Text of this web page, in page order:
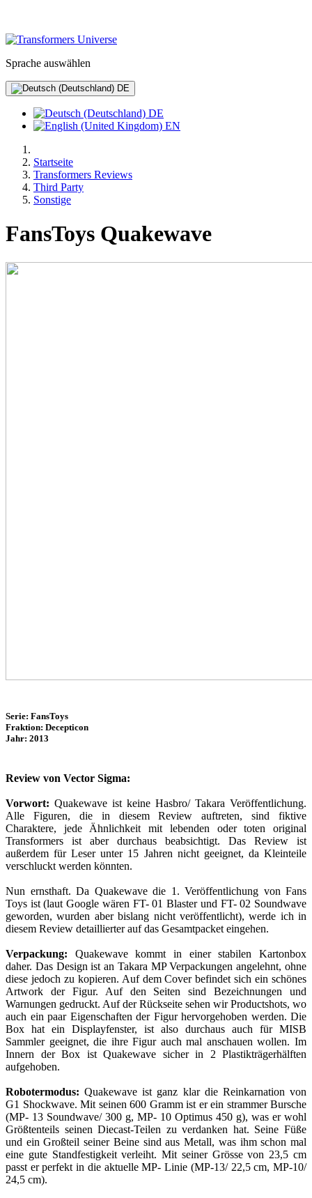
Sprache auswählen
DE
DE
EN
Startseite
Transformers Reviews
Third Party
Sonstige
FansToys Quakewave
Serie: FansToys
Fraktion: Decepticon
Jahr: 2013
Review von Vector Sigma:
Vorwort: Quakewave ist keine Hasbro/ Takara Veröffentlichung.
Alle Figuren, die in diesem Review auftreten, sind fiktive
Charaktere, jede Ähnlichkeit mit lebenden oder toten original
Transformers ist aber durchaus beabsichtigt. Das Review ist
außerdem für Leser unter 15 Jahren nicht geeignet, da Kleinteile
verschluckt werden könnten.
Nun ernsthaft. Da Quakewave die 1. Veröffentlichung von Fans
Toys ist (laut Google wären FT- 01 Blaster und FT- 02 Soundwave
geworden, wurden aber bislang nicht veröffentlicht), werde ich in
diesem Review detaillierter auf das Gesamtpacket eingehen.
Verpackung: Quakewave kommt in einer stabilen Kartonbox
daher. Das Design ist an Takara MP Verpackungen angelehnt, ohne
diese jedoch zu kopieren. Auf dem Cover befindet sich ein schönes
Artwork der Figur. Auf den Seiten sind Bezeichnungen und
Warnungen gedruckt. Auf der Rückseite sehen wir Productshots, wo
auch ein paar Eigenschaften der Figur hervorgehoben werden. Die
Box hat ein Displayfenster, ist also durchaus auch für MISB
Sammler geeignet, die ihre Figur auch mal anschauen wollen. Im
Innern der Box ist Quakewave sicher in 2 Plastikträgerhälften
aufgehoben.
Robotermodus: Quakewave ist ganz klar die Reinkarnation von
G1 Shockwave. Mit seinen 600 Gramm ist er ein strammer Bursche
(MP- 13 Soundwave/ 300 g, MP- 10 Optimus 450 g), was er wohl
Größtenteils seinen Diecast-Teilen zu verdanken hat. Seine Füße
und ein Großteil seiner Beine sind aus Metall, was ihm schon mal
eine gute Standfestigkeit verleiht. Mit seiner Grösse von 23,5 cm
passt er perfekt in die aktuelle MP- Linie (MP-13/ 22,5 cm, MP-10/
24,5 cm).